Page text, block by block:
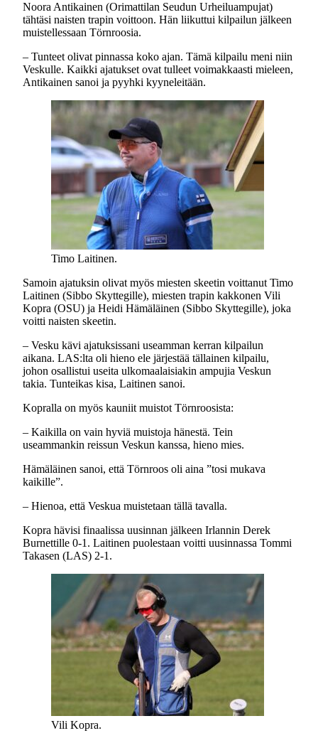
Noora Antikainen (Orimattilan Seudun Urheiluampujat)
tähtäsi naisten trapin voittoon. Hän liikuttui kilpailun jälkeen
muistellessaan Törnroosia.
– Tunteet olivat pinnassa koko ajan. Tämä kilpailu meni niin
Veskulle. Kaikki ajatukset ovat tulleet voimakkaasti mieleen,
Antikainen sanoi ja pyyhki kyyneleitään.
Timo Laitinen.
Samoin ajatuksin olivat myös miesten skeetin voittanut Timo
Laitinen (Sibbo Skyttegille), miesten trapin kakkonen Vili
Kopra (OSU) ja Heidi Hämäläinen (Sibbo Skyttegille), joka
voitti naisten skeetin.
– Vesku kävi ajatuksissani useamman kerran kilpailun
aikana. LAS:lta oli hieno ele järjestää tällainen kilpailu,
johon osallistui useita ulkomaalaisiakin ampujia Veskun
takia. Tunteikas kisa, Laitinen sanoi.
Kopralla on myös kauniit muistot Törnroosista:
– Kaikilla on vain hyviä muistoja hänestä. Tein
useammankin reissun Veskun kanssa, hieno mies.
Hämäläinen sanoi, että Törnroos oli aina ”tosi mukava
kaikille”.
– Hienoa, että Veskua muistetaan tällä tavalla.
Kopra hävisi finaalissa uusinnan jälkeen Irlannin Derek
Burnettille 0-1. Laitinen puolestaan voitti uusinnassa Tommi
Takasen (LAS) 2-1.
Vili Kopra.